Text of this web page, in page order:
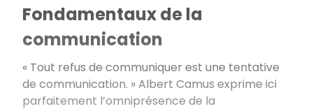
Fondamentaux de la
communication
« Tout refus de communiquer est une tentative
de communication. » Albert Camus exprime ici
parfaitement l’omniprésence de la